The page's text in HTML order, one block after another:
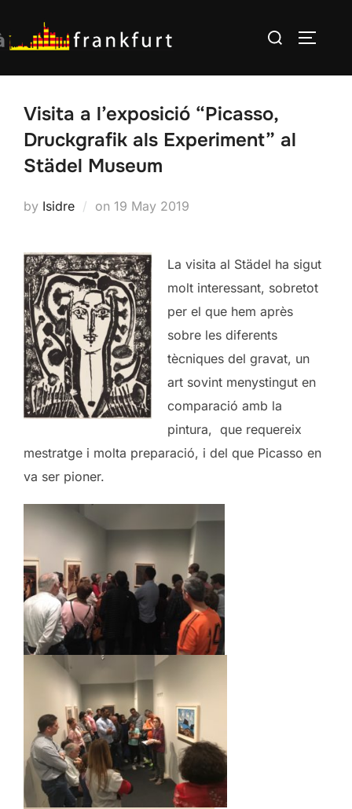
to
content
Search
Visita a l’exposició “Picasso,
Druckgrafik als Experiment” al
Städel Museum
by Isidre on Posted
19 May 2019
La visita al Städel ha sigut
molt interessant, sobretot
per el que hem après
sobre les diferents
tècniques del gravat, un
art sovint menystingut en
comparació amb la
pintura, que requereix
mestratge i molta preparació, i del que Picasso en
va ser pioner.